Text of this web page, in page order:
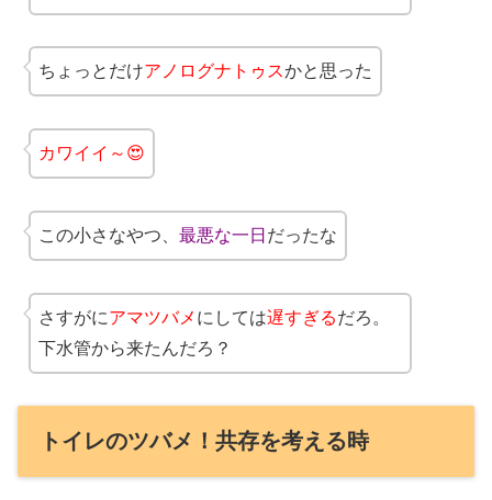
ちょっとだけアノログナトゥスかと思った
カワイイ～😍
この小さなやつ、 最悪な一日 だったな
さすがにアマツバメ にしては遅すぎるだろ。
下水管から来たんだろ？
トイレのツバメ！共存を考える時